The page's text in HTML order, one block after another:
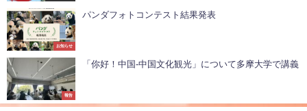
お知らせ
パンダフォトコンテスト結果発表
報告
「你好！中国-中国文化観光」について多摩大学で講義